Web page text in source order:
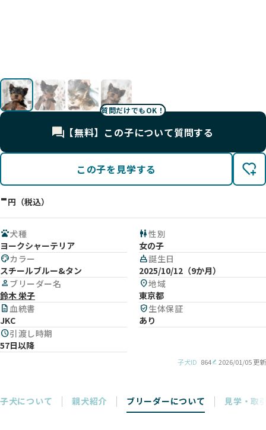
質問だけでもOK！
【無料】この子について質問する
この子を見学する
-円（税込）
pets犬種
ヨークシャーテリア
wc性別
女の子
paletteカラー
スチールブルー&タン
cake誕生日
2025/10/12（9か月）
person ブリーダー名
鈴木 栄子
location_on地域
東京都
description血統書
JKC
verified_user生体保証
あり
schedule引渡し時期
57日以降
子犬ID 864 2026/01/05 更新
子犬について 親犬紹介 ブリーダーについて 見学・取